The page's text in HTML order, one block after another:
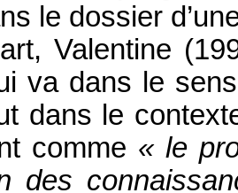
le dossier
Valentine
va dans le
dans le
comme « le
des